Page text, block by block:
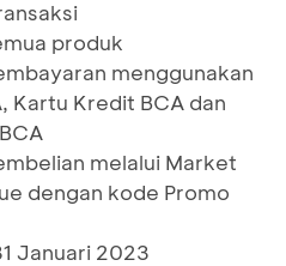
produk
menggunakan
Kartu Kredit BCA dan
melalui Market
dengan kode Promo
Januari 2023